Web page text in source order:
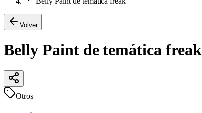
Volver
Belly Paint de temática freak
Otros